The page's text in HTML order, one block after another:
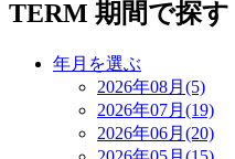
TERM 期間で探す
年月を選ぶ
2026年08月(5)
2026年07月(19)
2026年06月(20)